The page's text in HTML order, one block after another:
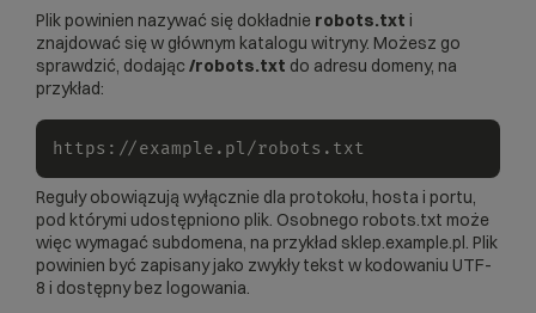
Plik powinien nazywać się dokładnie robots.txt i
znajdować się w głównym katalogu witryny. Możesz go
sprawdzić, dodając /robots.txt do adresu domeny, na
przykład:
https : //example.pl/robots.txt
Reguły obowiązują wyłącznie dla protokołu, hosta i portu,
pod którymi udostępniono plik. Osobnego robots.txt może
więc wymagać subdomena, na przykład sklep.example.pl. Plik
powinien być zapisany jako zwykły tekst w kodowaniu UTF-
8 i dostępny bez logowania.